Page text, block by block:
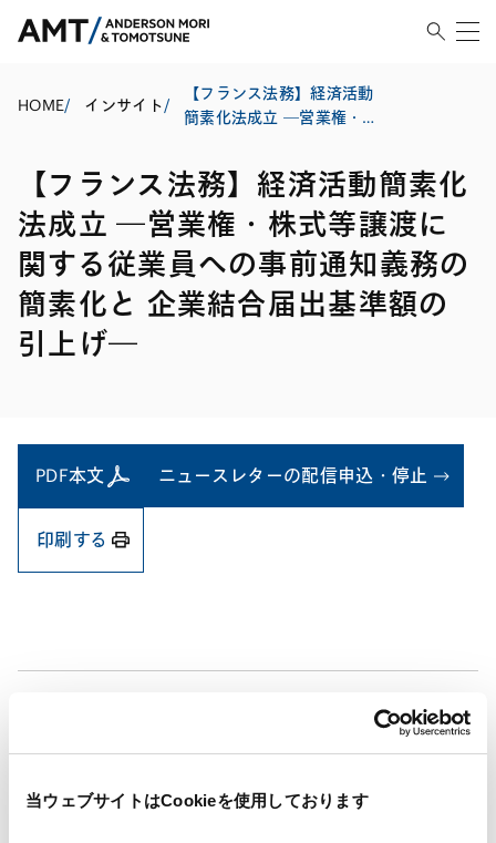
当ウェブサイトはCookieを使用しております
HOME/ インサイト/
【フランス法務】経済活動
簡素化法成立 ―営業権・株
の事前通知義務の簡素化と
企業結合届出基準額の引上
げ―
【フランス法務】経済活動簡素化
法成立 ―営業権・株式等譲渡に
関する従業員への事前通知義務の
簡素化と 企業結合届出基準額の
引上げ―
PDF本文 ニュースレターの配信申込・停止
印刷する
発行年月日 2026年6月